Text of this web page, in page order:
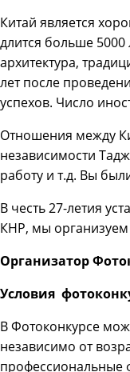
Китай является
длится больше 5000
архитектура,
лет после
успехов. Число
Отношения между
независимости
работу и т.д. Вы
В честь 27-летия
КНР, мы организуем
Организатор
Условия
В Фотоконкурсе
независимо от
профессиональные